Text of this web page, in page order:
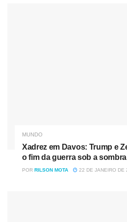
MUNDO
Xadrez em Davos: Trump e
o fim da guerra sob a
POR RILSON MOTA 22 DE JANEIRO DE